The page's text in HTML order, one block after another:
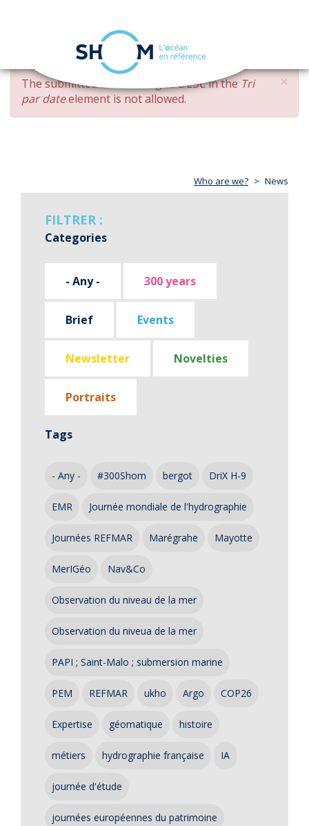
Skip
main
content
navigation
×
ERROR
MESSAGE
The submitted value changed DESCin the Tri
par dateelement is not allowed.
Who are we? News
FILTRER :
Categories
- Any - 300 years
Brief Events
Newsletter Novelties
Portraits
Tags
- Any - #300Shom bergot DriX H-9
EMR Journée mondiale de l'hydrographie
Journées REFMAR Marégrahe Mayotte
MerIGéo Nav&Co
Observation du niveau de la mer
Observation du niveua de la mer
PAPI ; Saint-Malo ; submersion marine
PEM REFMAR ukho Argo COP26
Expertise géomatique histoire
métiers hydrographie française IA
journée d'étude
journées européennes du patrimoine